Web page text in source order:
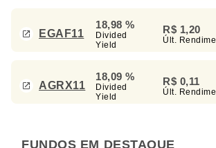
EGAF11
18,98 %
Divided
Yield
R$ 1,20
Últ.
AGRX11
18,09 %
Divided
Yield
R$ 0,11
Últ.
FUNDOS EM DESTAQUE